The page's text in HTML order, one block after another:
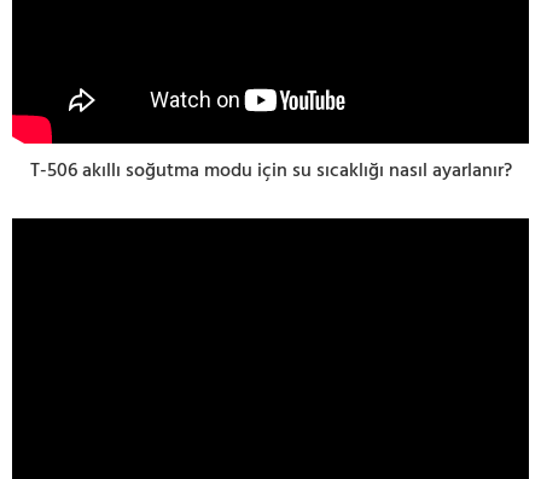
T-506 akıllı soğutma modu için su sıcaklığı nasıl ayarlanır?